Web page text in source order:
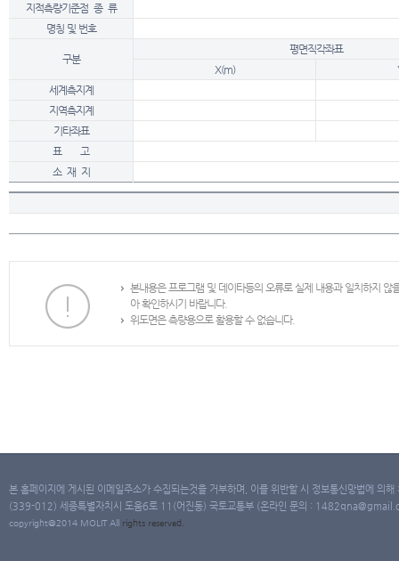
지적측량기준점 종 류
명칭 및 번호
구분
평면직각좌표
X(m)
세계측지계
지역측지계
기타좌표
표 고
소 재 지
본내용은 프로그램 및 데이타등의 오류로 실제 내용과 일치하지
아 확인하시기 바랍니다.
위도면은 측량용으로 활용할 수 없습니다.
본 홈페이지에 게시된 이메일주소가 수집되는것을 거부하며, 이를 위반할 시 정보통신망법에 의
(339-012) 세종특별자치시 도움6로 11(어진동) 국토교통부 (온라인 문의 :
copyright@2014 MOLIT All rights reserved.